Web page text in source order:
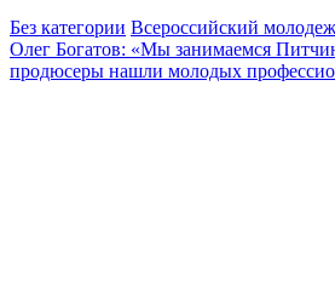
Без категории Всероссийский
Олег Богатов: «Мы занимаемся
продюсеры нашли молодых